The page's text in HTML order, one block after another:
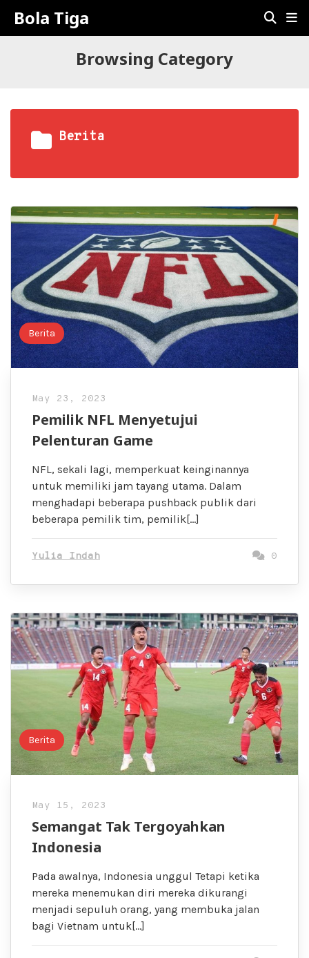
Bola Tiga
Browsing Category
Berita
Berita
May 23, 2023
Pemilik NFL Menyetujui
Pelenturan Game
NFL, sekali lagi, memperkuat keinginannya
untuk memiliki jam tayang utama. Dalam
menghadapi beberapa pushback publik dari
beberapa pemilik tim, pemilik[…]
Yulia Indah 0
Berita
May 15, 2023
Semangat Tak Tergoyahkan
Indonesia
Pada awalnya, Indonesia unggul Tetapi ketika
mereka menemukan diri mereka dikurangi
menjadi sepuluh orang, yang membuka jalan
bagi Vietnam untuk[…]